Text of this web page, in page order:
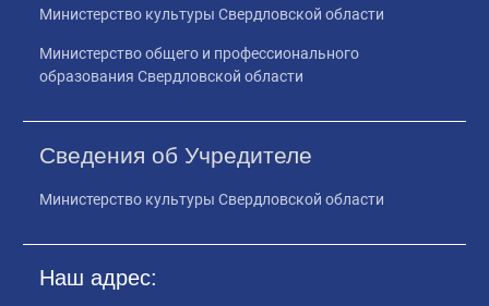
Министерство культуры Свердловской области
Министерство общего и профессионального
образования Свердловской области
Сведения об Учредителе
Министерство культуры Свердловской области
Наш адрес: